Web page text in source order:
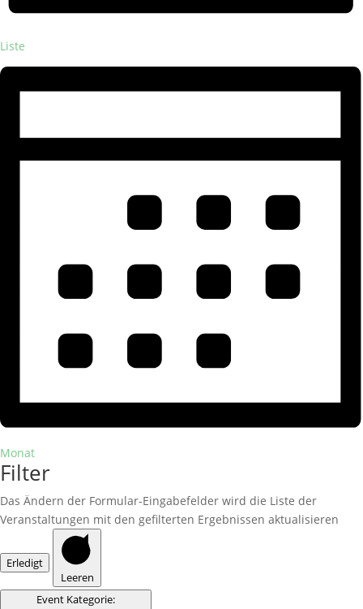
Liste
Monat
Filter
Das Ändern der Formular-Eingabefelder wird die Liste der
Veranstaltungen mit den gefilterten Ergebnissen aktualisieren
Erledigt
Leeren
Event Kategorie: